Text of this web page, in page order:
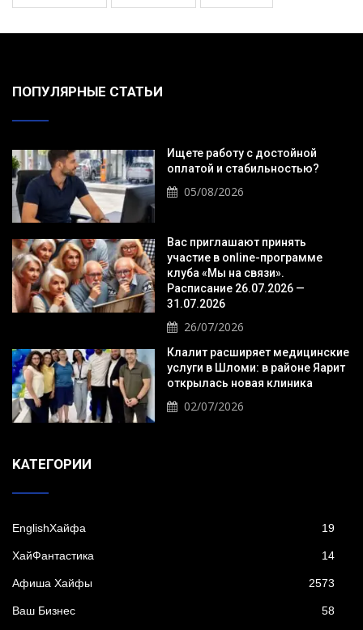
ПОПУЛЯРНЫЕ СТАТЬИ
Ищете работу с достойной
оплатой и стабильностью?
05/08/2026
Вас приглашают принять
участие в online-программе
клуба «Мы на связи».
Расписание 26.07.2026 —
31.07.2026
26/07/2026
Клалит расширяет медицинские
услуги в Шломи: в районе Яарит
открылась новая клиника
02/07/2026
KАТЕГОРИИ
EnglishХайфа 19
XайФантастика 14
Афиша Хайфы 2573
Ваш Бизнес 58